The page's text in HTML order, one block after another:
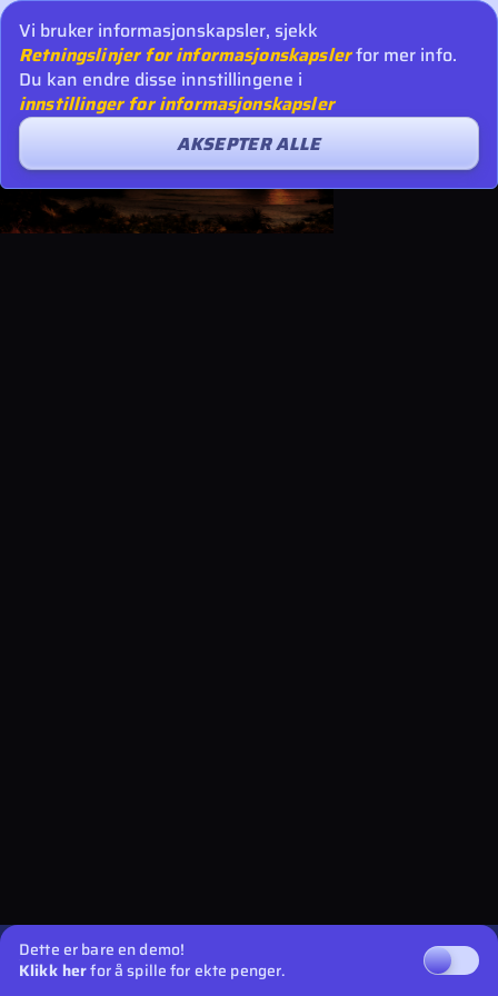
Dette er bare en demo!
Klikk herfor å spille for ekte penger.
Vi bruker informasjonskapsler, sjekk
Retningslinjer for informasjonskapslerfor mer info.
Du kan endre disse innstillingene i
innstillinger for informasjonskapsler
AKSEPTER ALLE